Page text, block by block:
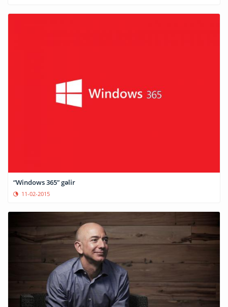
“Windows 365” gəlir
11-02-2015